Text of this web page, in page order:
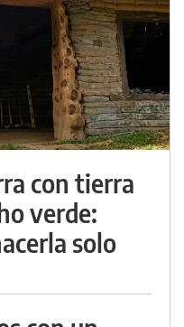
con tierra
verde:
solo